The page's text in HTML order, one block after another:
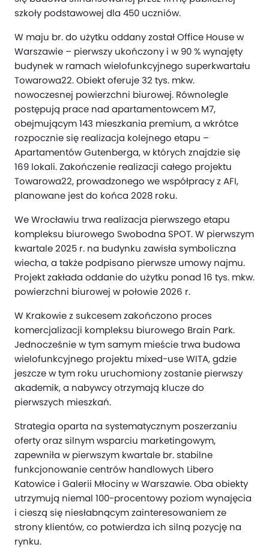
szkoły podstawowej dla 450 uczniów.
W maju br. do użytku oddany został Office House w
Warszawie – pierwszy ukończony i w 90 % wynajęty
budynek w ramach wielofunkcyjnego superkwartału
Towarowa22. Obiekt oferuje 32 tys. mkw.
nowoczesnej powierzchni biurowej. Równolegle
postępują prace nad apartamentowcem M7,
obejmującym 143 mieszkania premium, a wkrótce
rozpocznie się realizacja kolejnego etapu –
Apartamentów Gutenberga, w których znajdzie się
169 lokali. Zakończenie realizacji całego projektu
Towarowa22, prowadzonego we współpracy z AFI,
planowane jest do końca 2028 roku.
We Wrocławiu trwa realizacja pierwszego etapu
kompleksu biurowego Swobodna SPOT. W pierwszym
kwartale 2025 r. na budynku zawisła symboliczna
wiecha, a także podpisano pierwsze umowy najmu.
Projekt zakłada oddanie do użytku ponad 16 tys. mkw.
powierzchni biurowej w połowie 2026 r.
W Krakowie z sukcesem zakończono proces
komercjalizacji kompleksu biurowego Brain Park.
Jednocześnie w tym samym mieście trwa budowa
wielofunkcyjnego projektu mixed-use WITA, gdzie
jeszcze w tym roku uruchomiony zostanie pierwszy
akademik, a nabywcy otrzymają klucze do
pierwszych mieszkań.
Strategia oparta na systematycznym poszerzaniu
oferty oraz silnym wsparciu marketingowym,
zapewniła w pierwszym kwartale br. stabilne
funkcjonowanie centrów handlowych Libero
Katowice i Galerii Młociny w Warszawie. Oba obiekty
utrzymują niemal 100-procentowy poziom wynajęcia
i cieszą się niesłabnącym zainteresowaniem ze
strony klientów, co potwierdza ich silną pozycję na
rynku.